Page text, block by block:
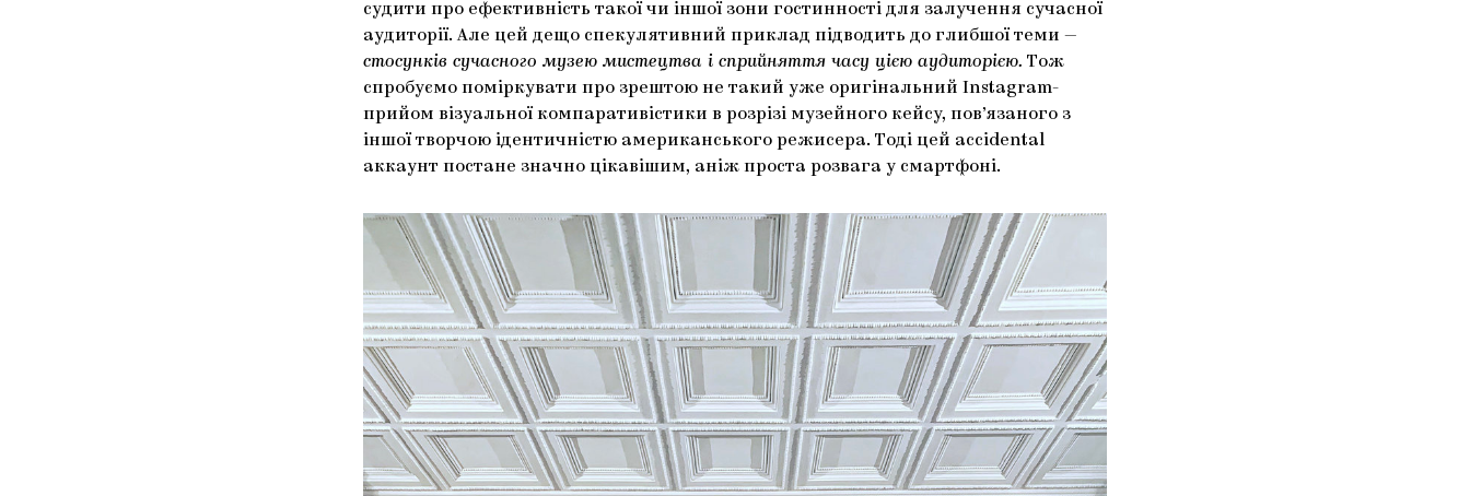
судити про ефективність такої чи іншої зони гостинності для залучення сучасної
аудиторії. Але цей дещо спекулятивний приклад підводить до глибшої теми —
стосунків сучасного музею мистецтва і сприйняття часу цією аудиторією. Тож
спробуємо поміркувати про зрештою не такий уже оригінальний Instagram-
прийом візуальної компаративістики в розрізі музейного кейсу, пов’язаного з
іншої творчою ідентичністю американського режисера. Тоді цей accidental
аккаунт постане значно цікавішим, аніж проста розвага у смартфоні.